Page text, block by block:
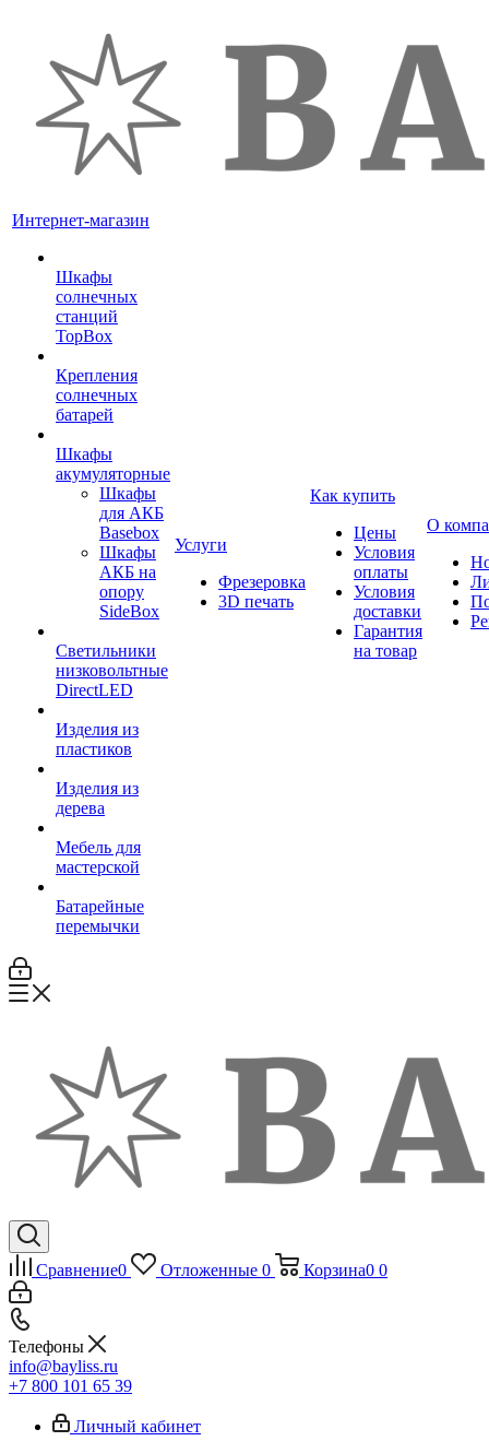
Интернет-магазин
Шкафы
солнечных
станций
TopBox
Крепления
солнечных
батарей
Шкафы
акумуляторные
Шкафы
для АКБ
Basebox
Шкафы
АКБ на
опору
SideBox
Светильники
низковольтные
DirectLED
Изделия из
пластиков
Изделия из
дерева
Мебель для
мастерской
Батарейные
перемычки
Услуги
Фрезеровка
3D печать
Как купить
Цены
Условия
оплаты
Условия
доставки
Гарантия
на товар
О
Сравнение0 Отложенные 0 Корзина0 0
Телефоны
info@bayliss.ru
+7 800 101 65 39
Личный кабинет